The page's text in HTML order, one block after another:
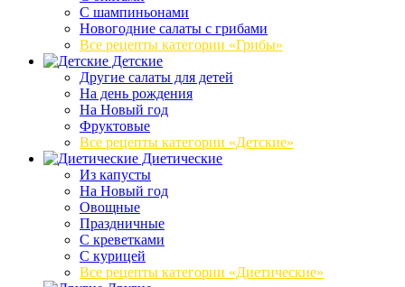
C шампиньонами
Новогодние салаты с грибами
Все рецепты категории «Грибы»
Детские
Другие салаты для детей
На день рождения
На Новый год
Фруктовые
Все рецепты категории «Детские»
Диетические
Из капусты
На Новый год
Овощные
Праздничные
С креветками
С курицей
Все рецепты категории «Диетические»